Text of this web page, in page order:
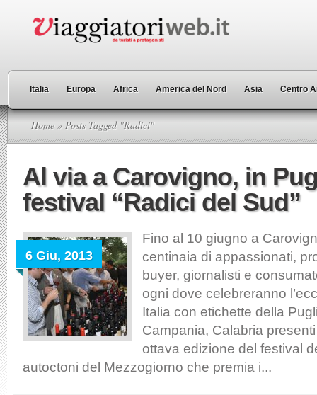
Italia Europa Africa America del Nord Asia Centro
Home » Posts Tagged "Radici"
Al via a Carovigno, in
festival “Radici del Sud”
6 Giu, 2013
Fino al 10 giugno a
centinaia di appassionati,
buyer, giornalisti e
ogni dove celebreranno
Italia con etichette della
Campania, Calabria presenti
ottava edizione del festival
autoctoni del Mezzogiorno che premia i...